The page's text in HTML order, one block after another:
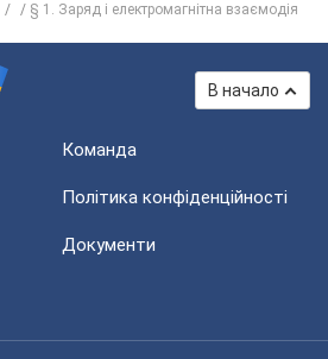
§ 1. Заряд і електромагнітна взаємодія
В начало
Команда
Політика конфіденційності
Документи